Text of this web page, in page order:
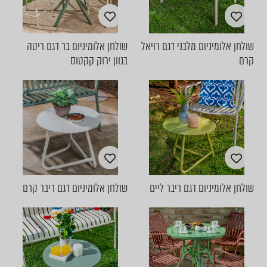
שולחן אלומיניום מלבני דגם רויאל
קרם
שולחן אלומיניום בר דגם ריטה
בגוון ירוק קקטוס
שולחן אלומיניום דגם ריבר ליים שולחן אלומיניום דגם ריבר קרם